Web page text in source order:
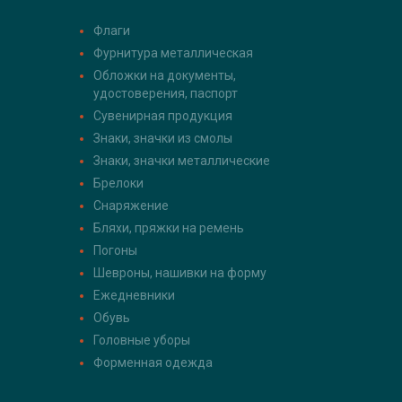
Флаги
Фурнитура металлическая
Обложки на документы,
удостоверения, паспорт
Сувенирная продукция
Знаки, значки из смолы
Знаки, значки металлические
Брелоки
Снаряжение
Бляхи, пряжки на ремень
Погоны
Шевроны, нашивки на форму
Ежедневники
Обувь
Головные уборы
Форменная одежда